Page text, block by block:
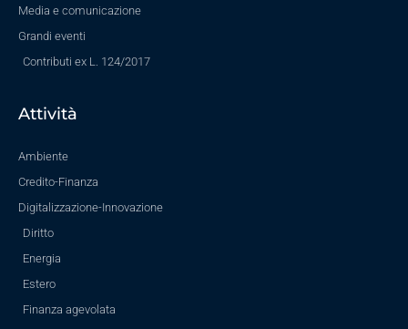
Media e comunicazione
Grandi eventi
Contributi ex L. 124/2017
Attività
Ambiente
Credito-Finanza
Digitalizzazione-Innovazione
Diritto
Energia
Estero
Finanza agevolata